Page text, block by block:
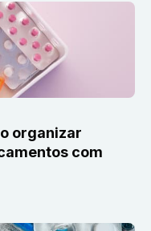
organizar
com